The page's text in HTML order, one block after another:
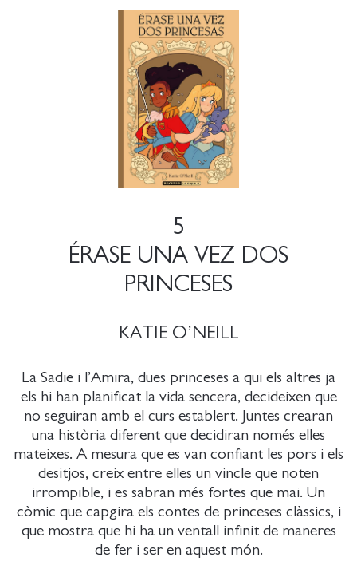
5
ÉRASE UNA VEZ DOS
PRINCESES
KATIE O’NEILL
La Sadie i l’Amira, dues princeses a qui els altres ja
els hi han planificat la vida sencera, decideixen que
no seguiran amb el curs establert. Juntes crearan
una història diferent que decidiran només elles
mateixes. A mesura que es van confiant les pors i els
desitjos, creix entre elles un vincle que noten
irrompible, i es sabran més fortes que mai. Un
còmic que capgira els contes de princeses clàssics, i
que mostra que hi ha un ventall infinit de maneres
de fer i ser en aquest món.